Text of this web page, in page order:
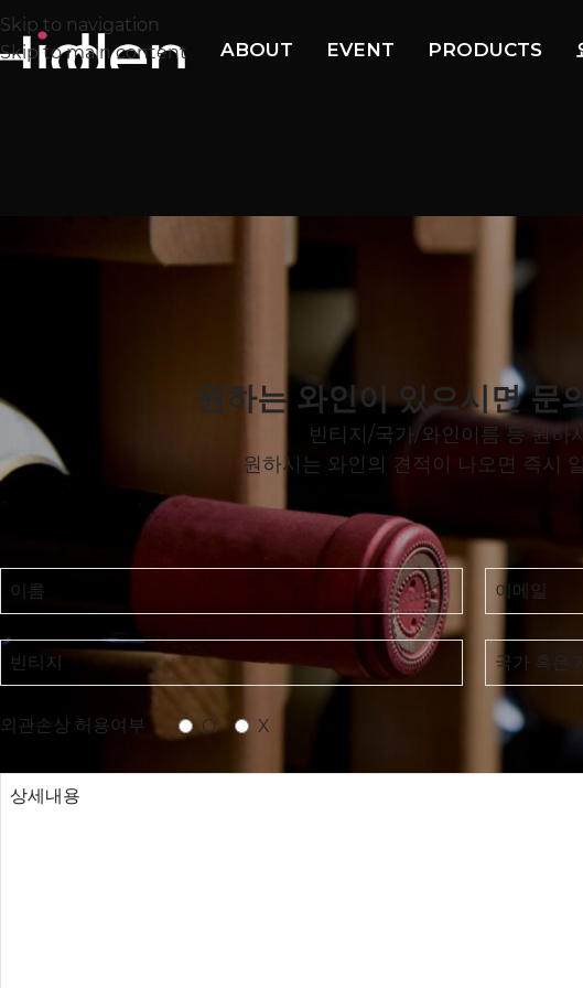
Skip to navigation
Skip to main content
ABOUT EVENT PRODUCTS
원하는 와인이 있으시면 문
빈티지/국가/와인이름 등 원하
원하시는 와인의 견적이 나오면 즉시
이름 이메일
빈티지 국가 혹은
외관손상 허용여부 O X
상세내용